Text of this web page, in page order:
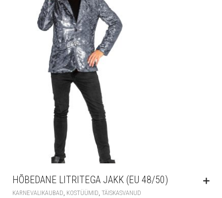
HÕBEDANE LITRITEGA JAKK (EU 48/50)
KARNEVALIKAUBAD, KOSTÜÜMID, TÄISKASVANUD